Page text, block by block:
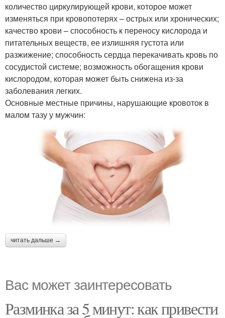
количество циркулирующей крови, которое может
изменяться при кровопотерях – острых или хронических;
качество крови – способность к переносу кислорода и
питательных веществ, ее излишняя густота или
разжижение; способность сердца перекачивать кровь по
сосудистой системе; возможность обогащения крови
кислородом, которая может быть снижена из-за
заболевания легких.
Основные местные причины, нарушающие кровоток в
малом тазу у мужчин:
читать дальше →
Вас может заинтересовать
Разминка за 5 минут: как привести